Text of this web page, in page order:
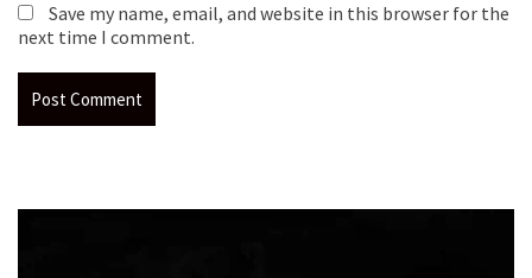
Save my name, email, and website in this browser for the
next time I comment.